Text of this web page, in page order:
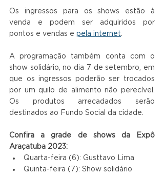
Os ingressos para os shows estão à
venda e podem ser adquiridos por
pontos e vendas e pela internet.
A programação também conta com o
show solidário, no dia 7 de setembro, em
que os ingressos poderão ser trocados
por um quilo de alimento não perecível.
Os produtos arrecadados serão
destinados ao Fundo Social da cidade.
Confira a grade de shows da Expô
Araçatuba 2023:
Quarta-feira (6): Gusttavo Lima
Quinta-feira (7): Show solidário